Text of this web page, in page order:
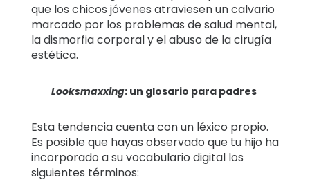
que los chicos jóvenes atraviesen un calvario
marcado por los problemas de salud mental,
la dismorfia corporal y el abuso de la cirugía
estética.
Looksmaxxing: un glosario para padres
Esta tendencia cuenta con un léxico propio.
Es posible que hayas observado que tu hijo ha
incorporado a su vocabulario digital los
siguientes términos: